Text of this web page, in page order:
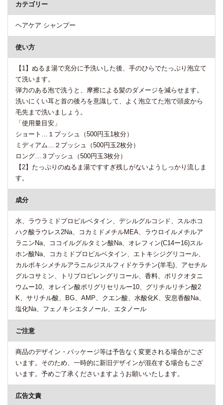
カテゴリー
ヘアケア シャンプー
使い方
【1】ぬるま湯で充分に予洗いした後、手のひらでたっぷり泡立て
て洗います。
弾力のある泡で洗うと、摩擦による髪のダメージを減らせます。
洗いにくい耳と首の後ろを意識して、よく泡立てた泡で頭皮から
毛先まで洗いましょう。
「使用量目安」
ショート…１プッシュ（500円玉1枚分）
ミディアム…２プッシュ（500円玉2枚分）
ロング…３プッシュ（500円玉3枚分）
【2】たっぷりのぬるま湯ですすぎ残しがないようしっかり流しま
す。
成分
水、ラウラミドプロピルベタイン、デシルグルコシド、スルホコ
ハク酸ラウレス2Na、コカミドメチルMEA、ラウロイルメチルア
ラニンNa、ココイルグルタミン酸Na、オレフィン(C14ー16)スル
ホン酸Na、コカミドプロピルベタイン、エトキシジグリコール、
カルボキシメチルアラニルジスルフィドケラチン(羊毛)、アセチル
グルコサミン、トリプロピレングリコール、香料、ポリクオタニ
ウムー10、オレイン酸ポリグリセリルー10、グリチルリチン酸2
K、サリチル酸、BG、AMP、クエン酸、水酸化K、安息香酸Na、
塩化Na、フェノキシエタノール、エタノール
ご注意
商品のデザイン・パッケージ等は予告なく変更される場合がござ
います。そのため、一時的に新旧デザインが混在する場合もござ
います。予めご了承くださいますようお願いいたします。
広告文責